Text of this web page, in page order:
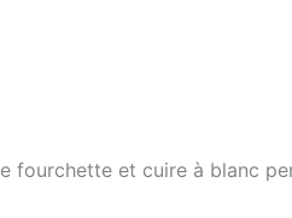
et cuire à blanc